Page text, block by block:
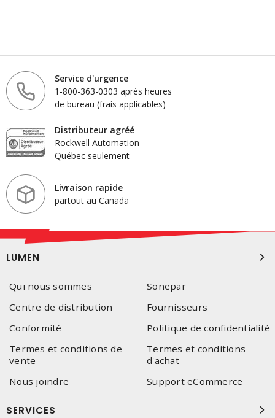
Service d'urgence
1-800-363-0303 après heures
de bureau (frais applicables)
Distributeur agréé
Rockwell Automation
Québec seulement
Livraison rapide
partout au Canada
LUMEN
Qui nous sommes
Sonepar
Centre de distribution
Fournisseurs
Conformité
Politique de confidentialité
Termes et conditions de
vente
Termes et conditions
d'achat
Nous joindre
Support eCommerce
SERVICES